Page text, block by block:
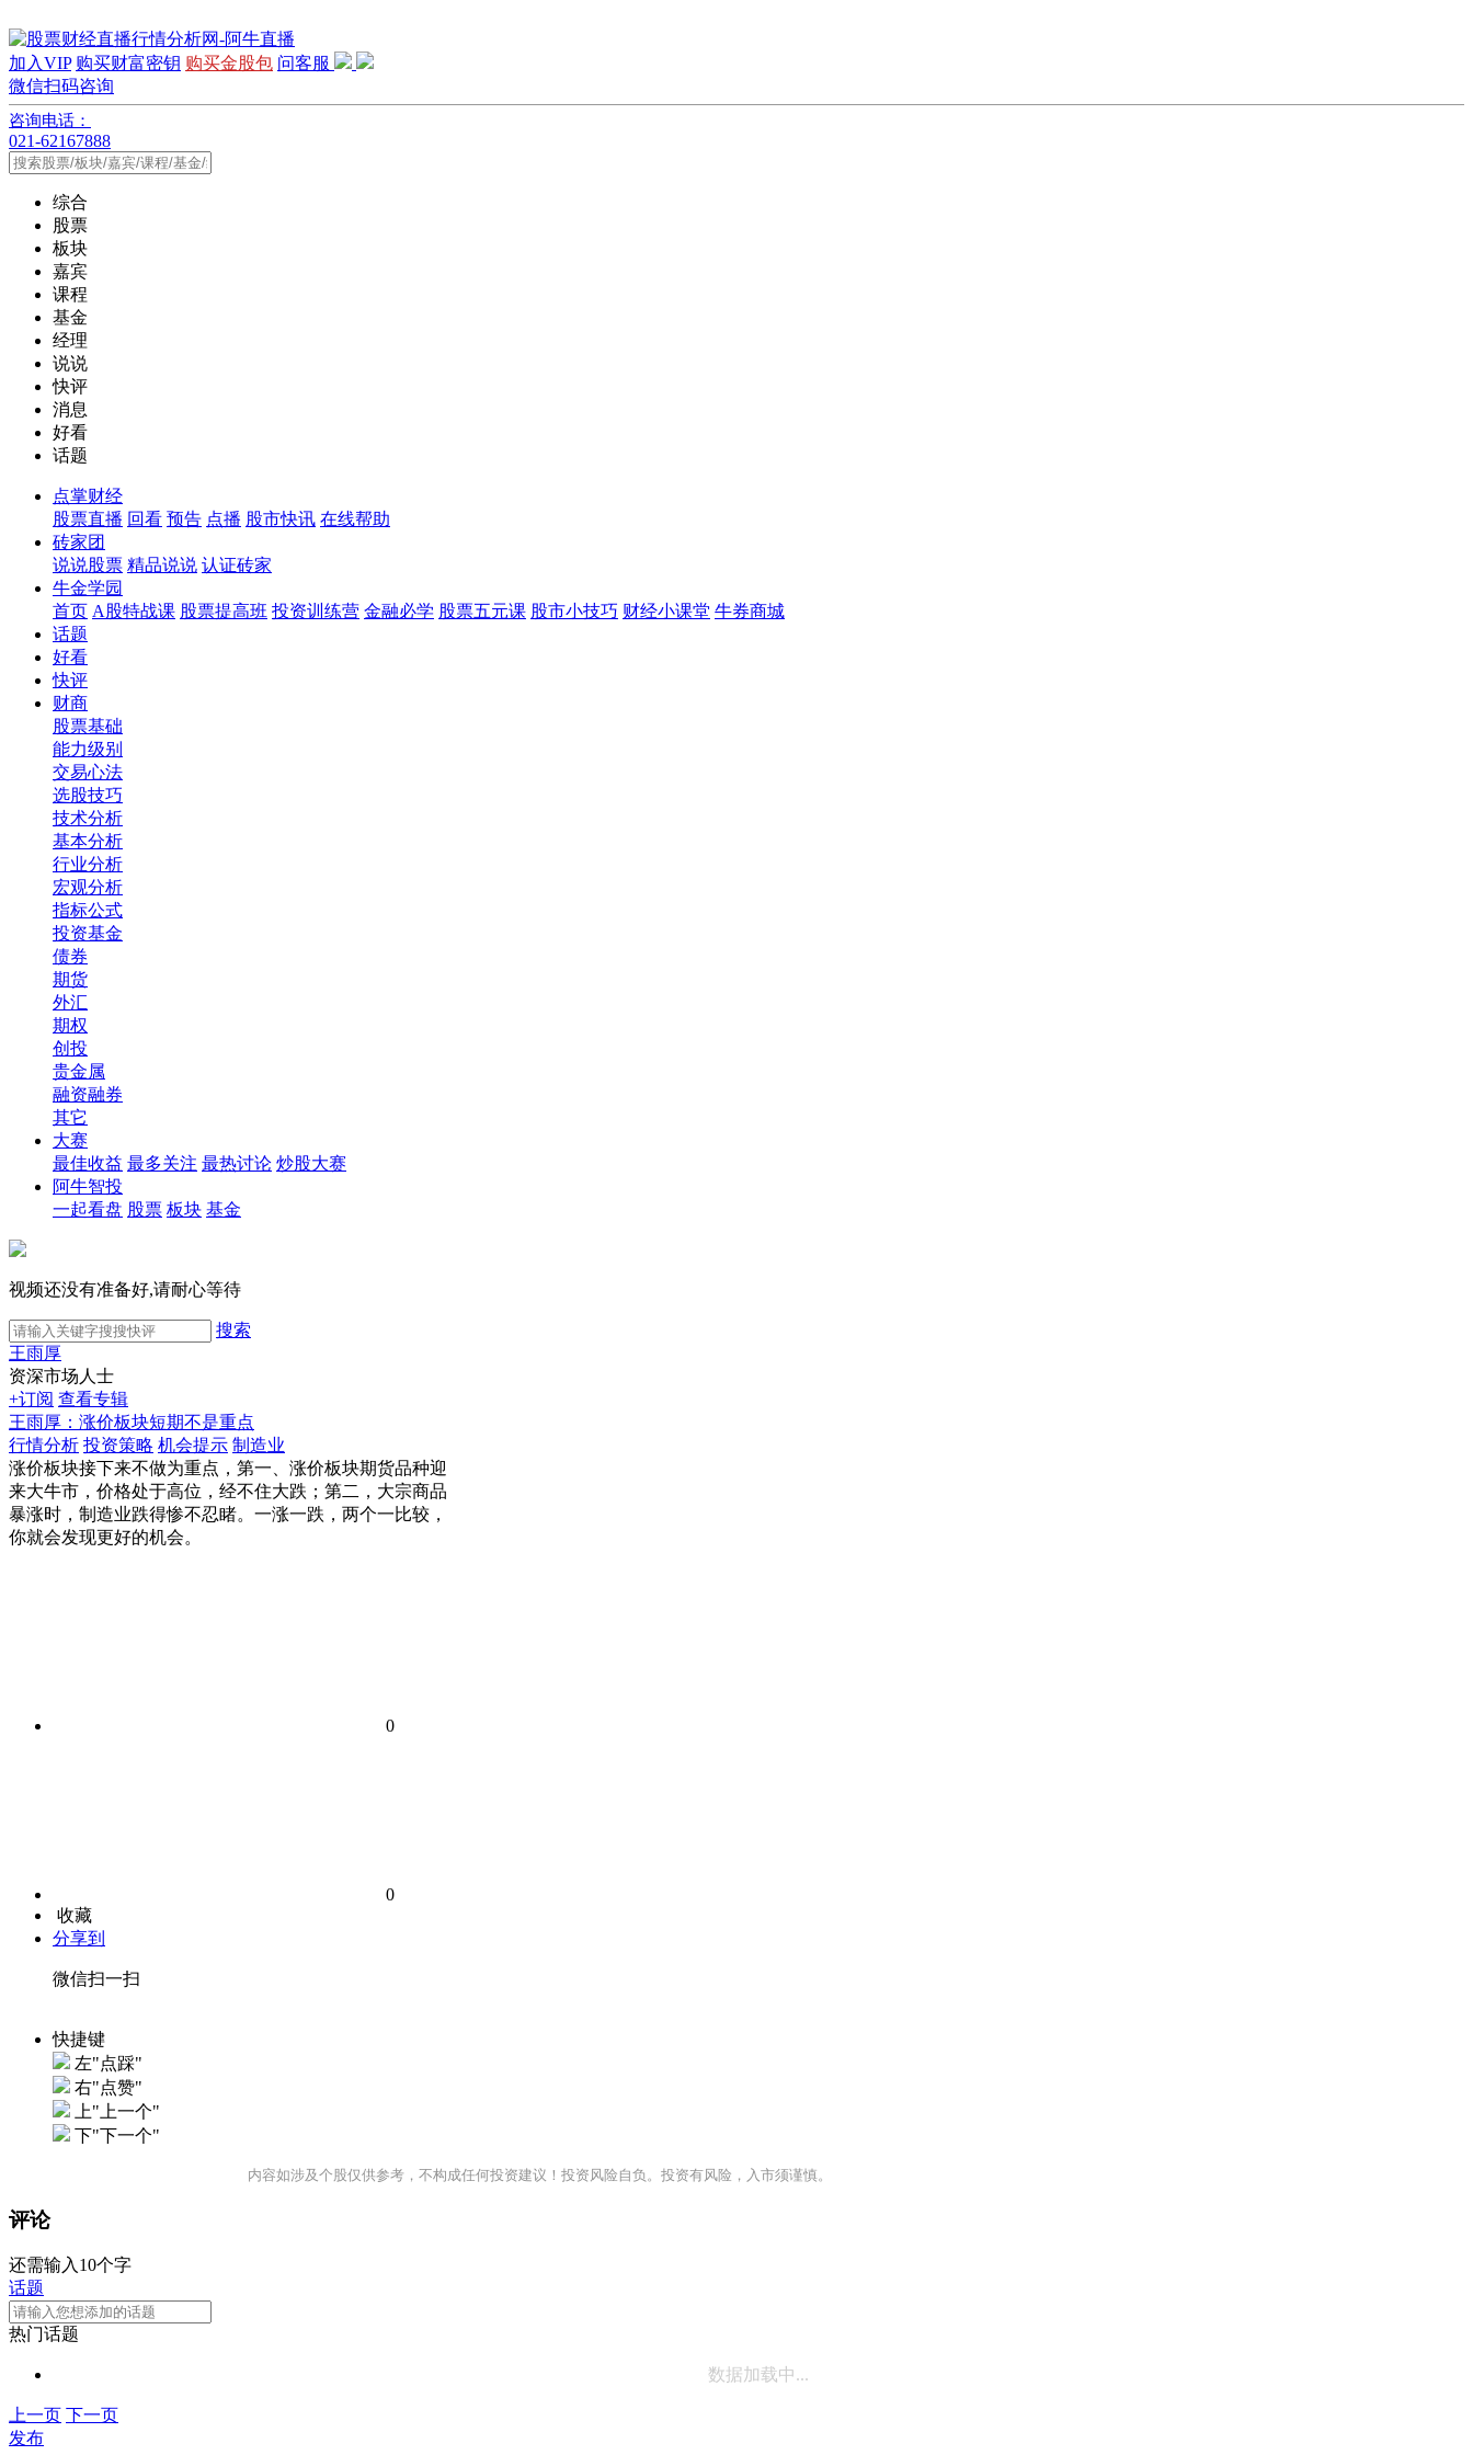
加入VIP 购买财富密钥 购买金股包 问客服
微信扫码咨询
咨询电话：
021-62167888
综合
股票
板块
嘉宾
课程
基金
经理
说说
快评
消息
好看
话题
点掌财经
股票直播 回看 预告 点播 股市快讯 在线帮助
砖家团
说说股票 精品说说 认证砖家
牛金学园
首页 A股特战课 股票提高班 投资训练营 金融必学 股票五元课 股市小技巧 财经小课堂 牛券商城
话题
好看
快评
财商
股票基础
能力级别
交易心法
选股技巧
技术分析
基本分析
行业分析
宏观分析
指标公式
投资基金
债券
期货
外汇
期权
创投
贵金属
融资融券
其它
大赛
最佳收益 最多关注 最热讨论 炒股大赛
阿牛智投
一起看盘 股票 板块 基金
视频还没有准备好,请耐心等待
搜索
王雨厚
资深市场人士
+订阅 查看专辑
王雨厚：涨价板块短期不是重点
行情分析 投资策略 机会提示 制造业
涨价板块接下来不做为重点，第一、涨价板块期货品种迎
来大牛市，价格处于高位，经不住大跌；第二，大宗商品
暴涨时，制造业跌得惨不忍睹。一涨一跌，两个一比较，
你就会发现更好的机会。
0
0
收藏
分享到
微信扫一扫
快捷键
左"点踩"
右"点赞"
上"上一个"
下"下一个"
内容如涉及个股仅供参考，不构成任何投资建议！投资风险自负。投资有风险，入市须谨慎。
评论
还需输入10个字
话题
热门话题
数据加载中...
上一页 下一页
发布